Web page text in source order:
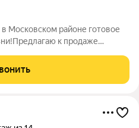
районе готовое
к продаже
постройки. Общая